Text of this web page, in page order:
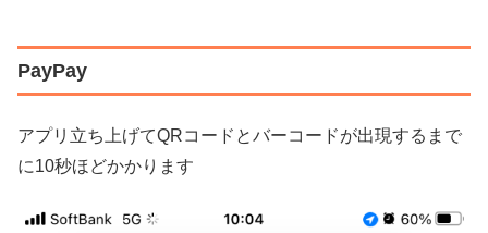
PayPay
アプリ立ち上げてQRコードとバーコードが出現するまで
に10秒ほどかかります